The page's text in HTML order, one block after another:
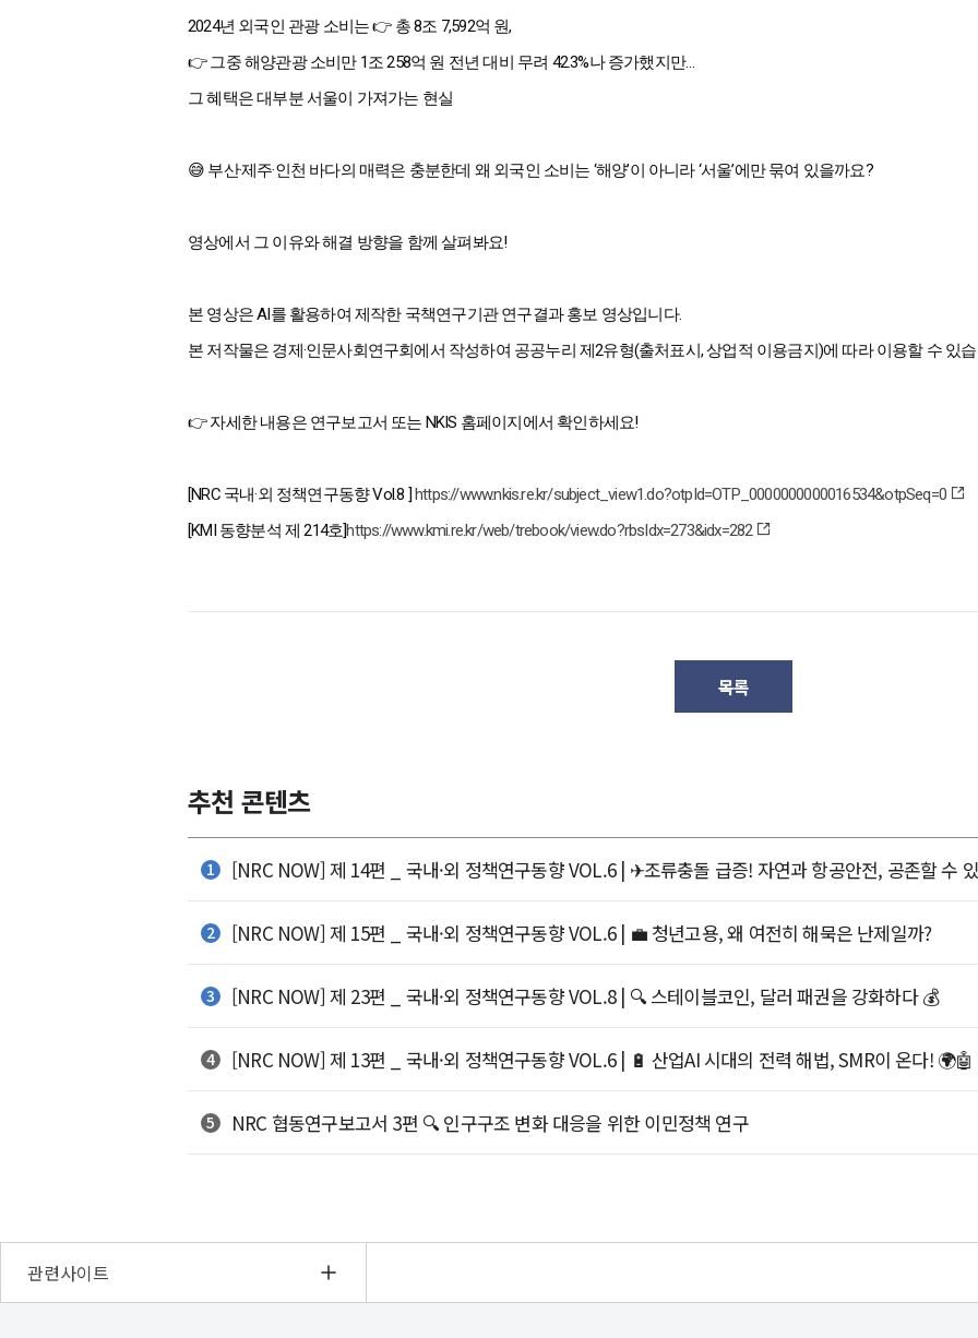
2024년 외국인 관광 소비는 👉 총 8조 7,592억 원,
👉 그중 해양관광 소비만 1조 258억 원 전년 대비 무려 42.3%나 증가했지만…
그 혜택은 대부분 서울이 가져가는 현실
😅 부산·제주·인천 바다의 매력은 충분한데 왜 외국인 소비는 ‘해양’이 아니라 ‘서울’에만 묶여 있을까요?
영상에서 그 이유와 해결 방향을 함께 살펴봐요!
본 영상은 AI를 활용하여 제작한 국책연구기관 연구결과 홍보 영상입니다.
본 저작물은 경제·인문사회연구회에서 작성하여 공공누리 제2유형(출처표시, 상업적 이용금지)에 따라 이용할 수 있
👉 자세한 내용은 연구보고서 또는 NKIS 홈페이지에서 확인하세요!
[NRC 국내·외 정책연구동향 Vol.8 ] https://www.nkis.re.kr/subject_view1.do?otpId=OTP_0000000000016534&otpSeq=0
[KMI 동향분석 제 214호]https://www.kmi.re.kr/web/trebook/view.do?rbsIdx=273&idx=282
목록
추천 콘텐츠
[NRC NOW] 제 14편 _ 국내·외 정책연구동향 VOL.6 | ✈조류충돌 급증! 자연과 항공안전, 공존할 수
[NRC NOW] 제 15편 _ 국내·외 정책연구동향 VOL.6 | 💼 청년고용, 왜 여전히 해묵은 난제일까?
[NRC NOW] 제 23편 _ 국내·외 정책연구동향 VOL.8 | 🔍 스테이블코인, 달러 패권을 강화하다 💰
[NRC NOW] 제 13편 _ 국내·외 정책연구동향 VOL.6 | 🔋 산업AI 시대의 전력 해법, SMR이 온다! 🌍🤖
NRC 협동연구보고서 3편 🔍 인구구조 변화 대응을 위한 이민정책 연구
관련사이트